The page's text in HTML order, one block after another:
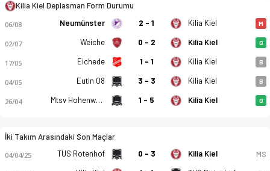
Kilia Kiel Deplasman Form Durumu
06/08 Neumünster 2 - 1 Kilia Kiel M
02/07 Weiche 0 - 2 Kilia Kiel G
17/05 Eichede 1 - 1 Kilia Kiel B
04/05 Eutin 08 3 - 3 Kilia Kiel B
26/04 Mtsv Hohenwestedt 1 - 5 Kilia Kiel G
İki Takım Arasındaki Son Maçlar
04/04/25 TUS Rotenhof 0 - 3 Kilia Kiel MS